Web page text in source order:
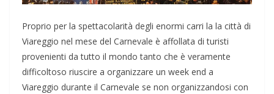
Proprio per la spettacolarità degli enormi carri la la città di
Viareggio nel mese del Carnevale è affollata di turisti
provenienti da tutto il mondo tanto che è veramente
difficoltoso riuscire a organizzare un week end a
Viareggio durante il Carnevale se non organizzandosi con